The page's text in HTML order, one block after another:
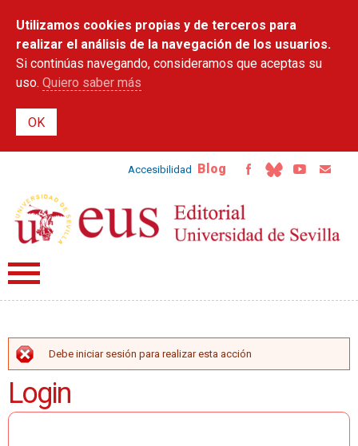
contenido
principal
Utilizamos cookies propias y de terceros para
realizar el análisis de la navegación de los usuarios.
Si continúas navegando, consideramos que aceptas su
uso. Quiero saber más
Accesibilidad Blog
MENSAJE DE ERROR
Debe iniciar sesión para realizar esta acción
Login